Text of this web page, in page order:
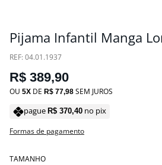
Pijama Infantil Manga
: 04.01.1937
R$ 389,90
OU 5 DE R$ 77,98 SEM JUROS
pague R$ 370,40 no pix
Formas de pagamento
TAMANHO